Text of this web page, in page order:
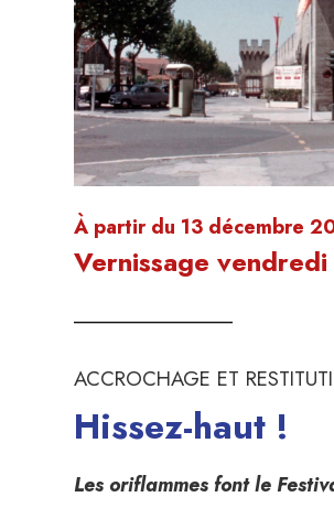
À partir du 13 décembre
Vernissage
________________
ACCROCHAGE ET
Hissez-haut !
Les oriflammes font le